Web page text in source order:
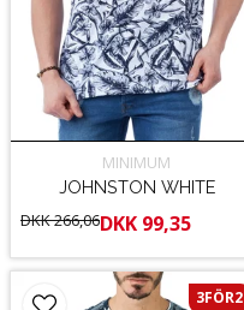
MINIMUM
JOHNSTON WHITE
DKK 266,06DKK 99,35
3FÖR2